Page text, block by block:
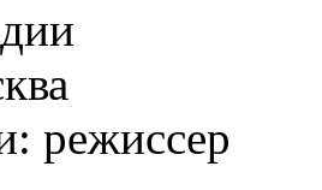
режиссер